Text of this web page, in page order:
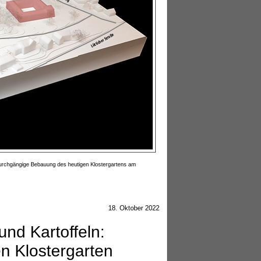
Bebauung des heutigen Klostergartens am
18. Oktober 2022
Kartoffeln:
Klostergarten